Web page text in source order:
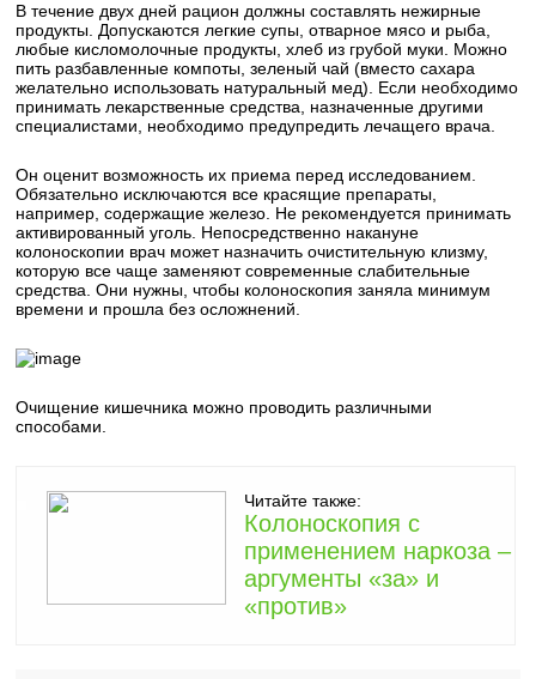
В течение двух дней рацион должны составлять нежирные
продукты. Допускаются легкие супы, отварное мясо и рыба,
любые кисломолочные продукты, хлеб из грубой муки. Можно
пить разбавленные компоты, зеленый чай (вместо сахара
желательно использовать натуральный мед). Если необходимо
принимать лекарственные средства, назначенные другими
специалистами, необходимо предупредить лечащего врача.
Он оценит возможность их приема перед исследованием.
Обязательно исключаются все красящие препараты,
например, содержащие железо. Не рекомендуется принимать
активированный уголь. Непосредственно накануне
колоноскопии врач может назначить очистительную клизму,
которую все чаще заменяют современные слабительные
средства. Они нужны, чтобы колоноскопия заняла минимум
времени и прошла без осложнений.
Очищение кишечника можно проводить различными
способами.
Читайте также:
Колоноскопия с
применением наркоза –
аргументы «за» и
«против»